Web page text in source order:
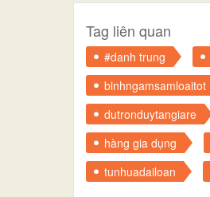
Tag liên quan
#danh trung
binhngamsamloaitot
dutronduytangiare
hàng gia dụng
tunhuadailoan